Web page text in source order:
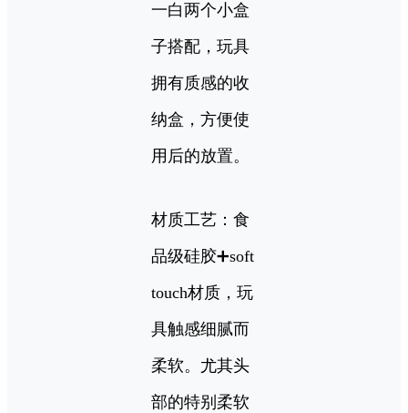
一白两个小盒
子搭配，玩具
拥有质感的收
纳盒，方便使
用后的放置。
材质工艺：食
品级硅胶➕soft
touch材质，玩
具触感细腻而
柔软。尤其头
部的特别柔软